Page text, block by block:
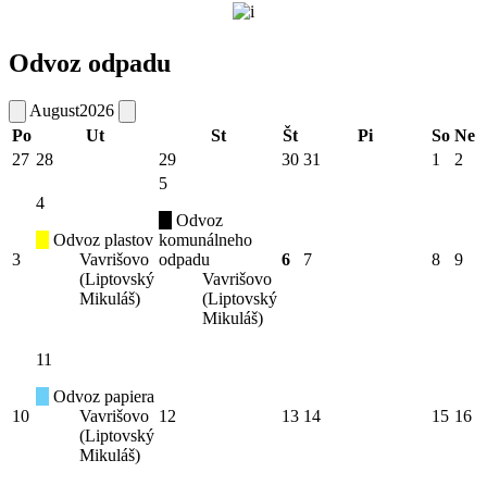
Odvoz odpadu
August2026
Po
Ut St Št Pi So Ne
27 28 29 30 31 1 2
3
4
Odvoz plastov
Vavrišovo
(Liptovský
Mikuláš)
5
Odvoz
komunálneho
odpadu
Vavrišovo
(Liptovský
Mikuláš)
6 7 8 9
10
11
Odvoz papiera
Vavrišovo
(Liptovský
Mikuláš)
12 13 14 15 16